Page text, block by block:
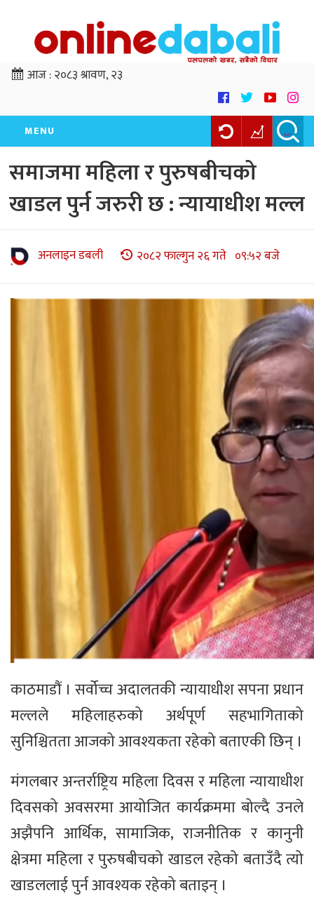
आज :२०८३ श्रावण, २३
MENU
समाजमा महिला र पुरुषबीचको
खाडल पुर्न जरुरी छ : न्यायाधीश मल्ल
अनलाइन डबली २०८२ फाल्गुन २६ गते ०९:५२ बजे
काठमाडौं । सर्वोच्च अदालतकी न्यायाधीश सपना प्रधान
मल्लले महिलाहरुको अर्थपूर्ण सहभागिताको
सुनिश्चितता आजको आवश्यकता रहेको बताएकी छिन् ।
मंगलबार अन्तर्राष्ट्रिय महिला दिवस र महिला न्यायाधीश
दिवसको अवसरमा आयोजित कार्यक्रममा बोल्दै उनले
अझैपनि आर्थिक, सामाजिक, राजनीतिक र कानुनी
क्षेत्रमा महिला र पुरुषबीचको खाडल रहेको बताउँदै त्यो
खाडललाई पुर्न आवश्यक रहेको बताइन् ।